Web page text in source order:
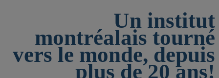
Un institut
montréalais tourné
vers le monde, depuis
plus de 20 ans!